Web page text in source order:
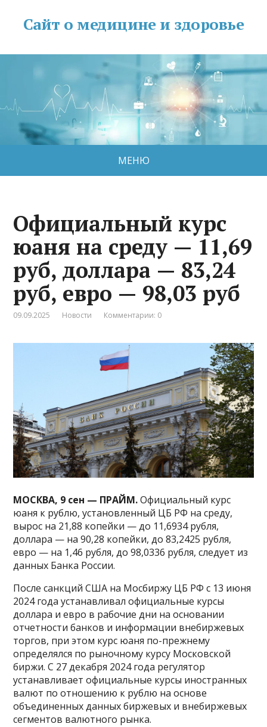
Сайт о медицине и здоровье
МЕНЮ
Официальный курс
юаня на среду — 11,69
руб, доллара — 83,24
руб, евро — 98,03 руб
09.09.2025 Новости Комментарии: 0
МОСКВА, 9 сен — ПРАЙМ.Официальный курс
юаня к рублю, установленный ЦБ РФ на среду,
вырос на 21,88 копейки — до 11,6934 рубля,
доллара — на 90,28 копейки, до 83,2425 рубля,
евро — на 1,46 рубля, до 98,0336 рубля, следует из
данных Банка России.
После санкций США на Мосбиржу ЦБ РФ с 13 июня
2024 года устанавливал официальные курсы
доллара и евро в рабочие дни на основании
отчетности банков и информации внебиржевых
торгов, при этом курс юаня по-прежнему
определялся по рыночному курсу Московской
биржи. С 27 декабря 2024 года регулятор
устанавливает официальные курсы иностранных
валют по отношению к рублю на основе
объединенных данных биржевых и внебиржевых
сегментов валютного рынка.